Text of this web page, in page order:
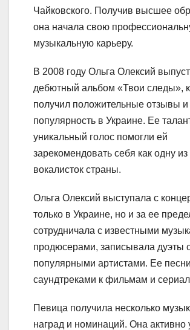
Чайковского. Получив высшее
она начала свою
музыкальную карьеру.
В 2008 году Ольга Олексий
дебютный альбом «Твои следы»,
получил положительные отзывы и
популярность в Украине. Ее
уникальный голос помогли ей
зарекомендовать себя как одну
вокалисток страны.
Ольга Олексий выступала с
только в Украине, но и за ее
сотрудничала с известными
продюсерами, записывала дуэты
популярными артистами. Ее
саундтреками к фильмам и
Певица получила несколько
наград и номинаций. Она активно